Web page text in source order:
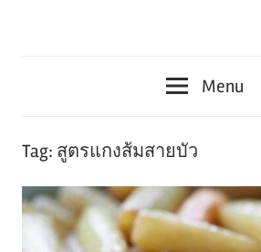
Menu
Tag: สูตรแกงส้มสายบัว